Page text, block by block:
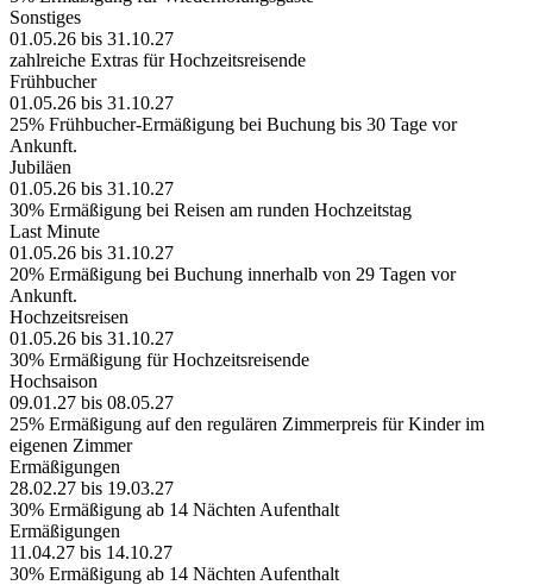
Sonstiges
01.05.26 bis 31.10.27
zahlreiche Extras für Hochzeitsreisende
Frühbucher
01.05.26 bis 31.10.27
25% Frühbucher-Ermäßigung bei Buchung bis 30 Tage vor
Ankunft.
Jubiläen
01.05.26 bis 31.10.27
30% Ermäßigung bei Reisen am runden Hochzeitstag
Last Minute
01.05.26 bis 31.10.27
20% Ermäßigung bei Buchung innerhalb von 29 Tagen vor
Ankunft.
Hochzeitsreisen
01.05.26 bis 31.10.27
30% Ermäßigung für Hochzeitsreisende
Hochsaison
09.01.27 bis 08.05.27
25% Ermäßigung auf den regulären Zimmerpreis für Kinder im
eigenen Zimmer
Ermäßigungen
28.02.27 bis 19.03.27
30% Ermäßigung ab 14 Nächten Aufenthalt
Ermäßigungen
11.04.27 bis 14.10.27
30% Ermäßigung ab 14 Nächten Aufenthalt